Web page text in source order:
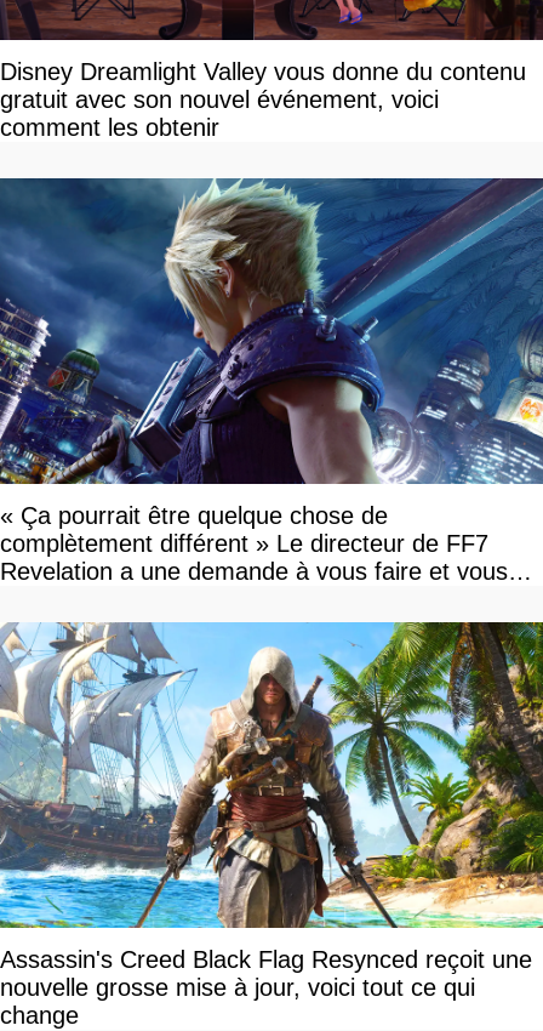
Disney Dreamlight Valley vous donne du contenu
gratuit avec son nouvel événement, voici
comment les obtenir
« Ça pourrait être quelque chose de
complètement différent » Le directeur de FF7
Revelation a une demande à vous faire et vous
Assassin's Creed Black Flag Resynced reçoit une
nouvelle grosse mise à jour, voici tout ce qui
change